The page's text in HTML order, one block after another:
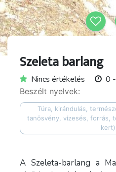
Szeleta barlang
Nincs értékelés 0
Beszélt nyelvek:
Túra, kirándulás,
tanösvény, vízesés, forrás,
kert)
A Szeleta-barlang a